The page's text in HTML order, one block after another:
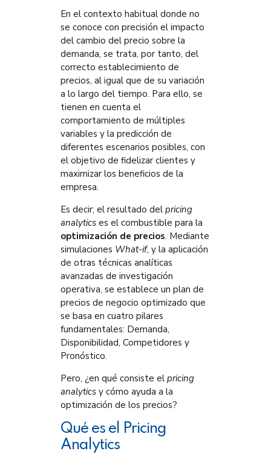
En el contexto habitual donde no
se conoce con precisión el impacto
del cambio del precio sobre la
demanda, se trata, por tanto, del
correcto establecimiento de
precios, al igual que de su variación
a lo largo del tiempo. Para ello, se
tienen en cuenta el
comportamiento de múltiples
variables y la predicción de
diferentes escenarios posibles, con
el objetivo de fidelizar clientes y
maximizar los beneficios de la
empresa.
Es decir; el resultado del pricing
analytics es el combustible para la
optimización de precios. Mediante
simulaciones What-if, y la aplicación
de otras técnicas analíticas
avanzadas de investigación
operativa, se establece un plan de
precios de negocio optimizado que
se basa en cuatro pilares
fundamentales: Demanda,
Disponibilidad, Competidores y
Pronóstico.
Pero, ¿en qué consiste el pricing
analytics y cómo ayuda a la
optimización de los precios?
Qué es el Pricing
Analytics